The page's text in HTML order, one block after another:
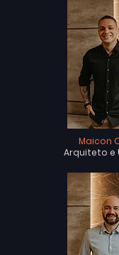
Maicon
Arquiteto e